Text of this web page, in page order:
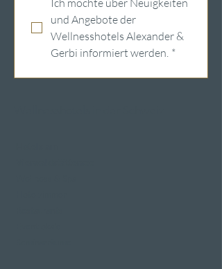
Ich möchte über Neuigkeiten
und Angebote der
Wellnesshotels Alexander &
Gerbi informiert werden. *